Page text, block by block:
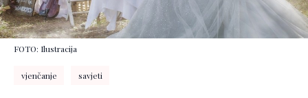
FOTO: Ilustracija
vjenčanje savjeti